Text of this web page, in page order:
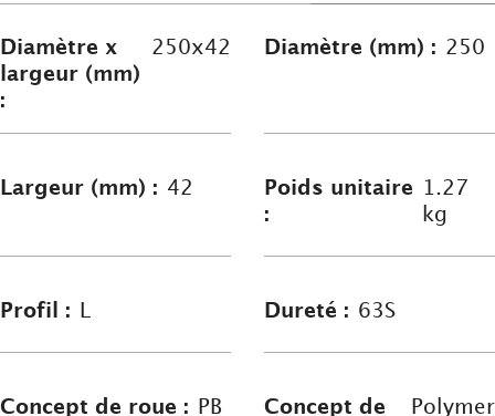
Diamètre x
largeur (mm)
:
250x42 Diamètre (mm) : 250
Largeur (mm) : 42
Poids unitaire
:
1.27
kg
Profil : Dureté : 63S
Concept de roue : PB
Concept de
Polymer